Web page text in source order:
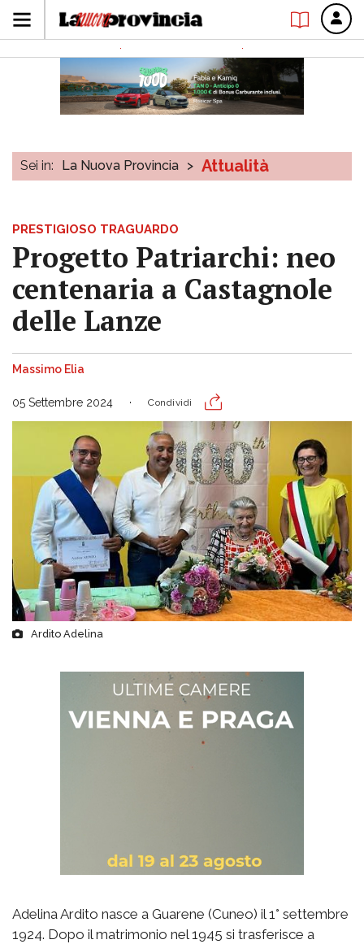
Sei in: La Nuova Provincia > Attualità
PRESTIGIOSO TRAGUARDO
Progetto Patriarchi: neo
centenaria a Castagnole
delle Lanze
Massimo Elia
05 Settembre 2024 Condividi
Ardito Adelina
Adelina Ardito nasce a Guarene (Cuneo) il 1° settembre
1924. Dopo il matrimonio nel 1945 si trasferisce a